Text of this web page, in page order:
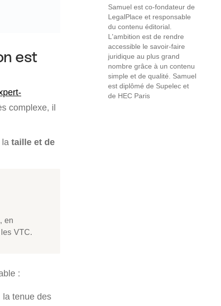
est
complexe, il
taille et de
en
VTC.
:
la tenue des
Samuel est co-fondateur de
LegalPlace et responsable
du contenu éditorial.
L'ambition est de rendre
accessible le savoir-faire
juridique au plus grand
nombre grâce à un contenu
simple et de qualité. Samuel
est diplômé de Supelec et
de HEC Paris